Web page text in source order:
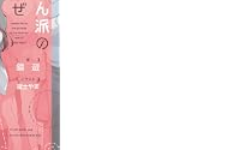
がたくさんあって楽しかっ
クライマックス」導入記
が始まる。当たりやすい状
る
が潜んでるとかマジかよ…
発射装置で撃墜するウクラ